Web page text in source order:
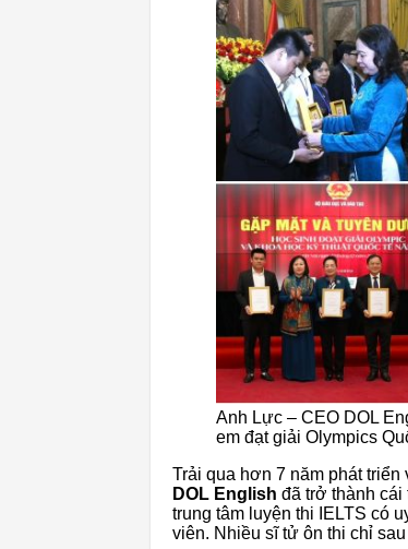
Anh Lực – CEO DOL
em đạt giải Olympics
Trải qua hơn 7 năm phát
DOL English đã trở thành cái
trung tâm luyện thi IELTS có
viên. Nhiều sĩ tử ôn thi chỉ